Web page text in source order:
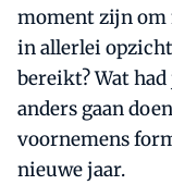
moment zijn om
in allerlei
bereikt? Wat
anders gaan
voornemens
nieuwe jaar.